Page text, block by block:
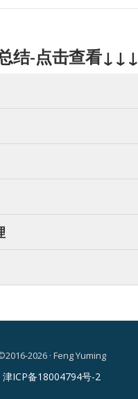
结-点击查看↓↓↓
2026 · Feng Yuming
津ICP备18004794号-2